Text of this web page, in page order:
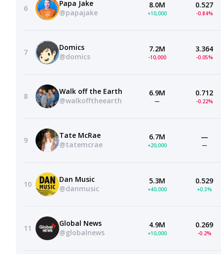
6
Papa Jake
@papajake
8.0M
+10,000
0.527
-0.84%
7
Domics
@domics
7.2M
-10,000
3.364
-0.05%
8
Walk off the Earth
@walkofftheearth
6.9M
—
0.712
-0.22%
9
Tate McRae
@tatemcrae
6.7M
+20,000
—
—
10
Dan Music
@danmusic
5.3M
+40,000
0.529
+0.3%
11
Global News
@globalnews
4.9M
+10,000
0.269
-0.2%